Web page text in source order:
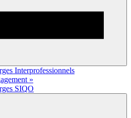
Interprofessionnels
»
SIQO